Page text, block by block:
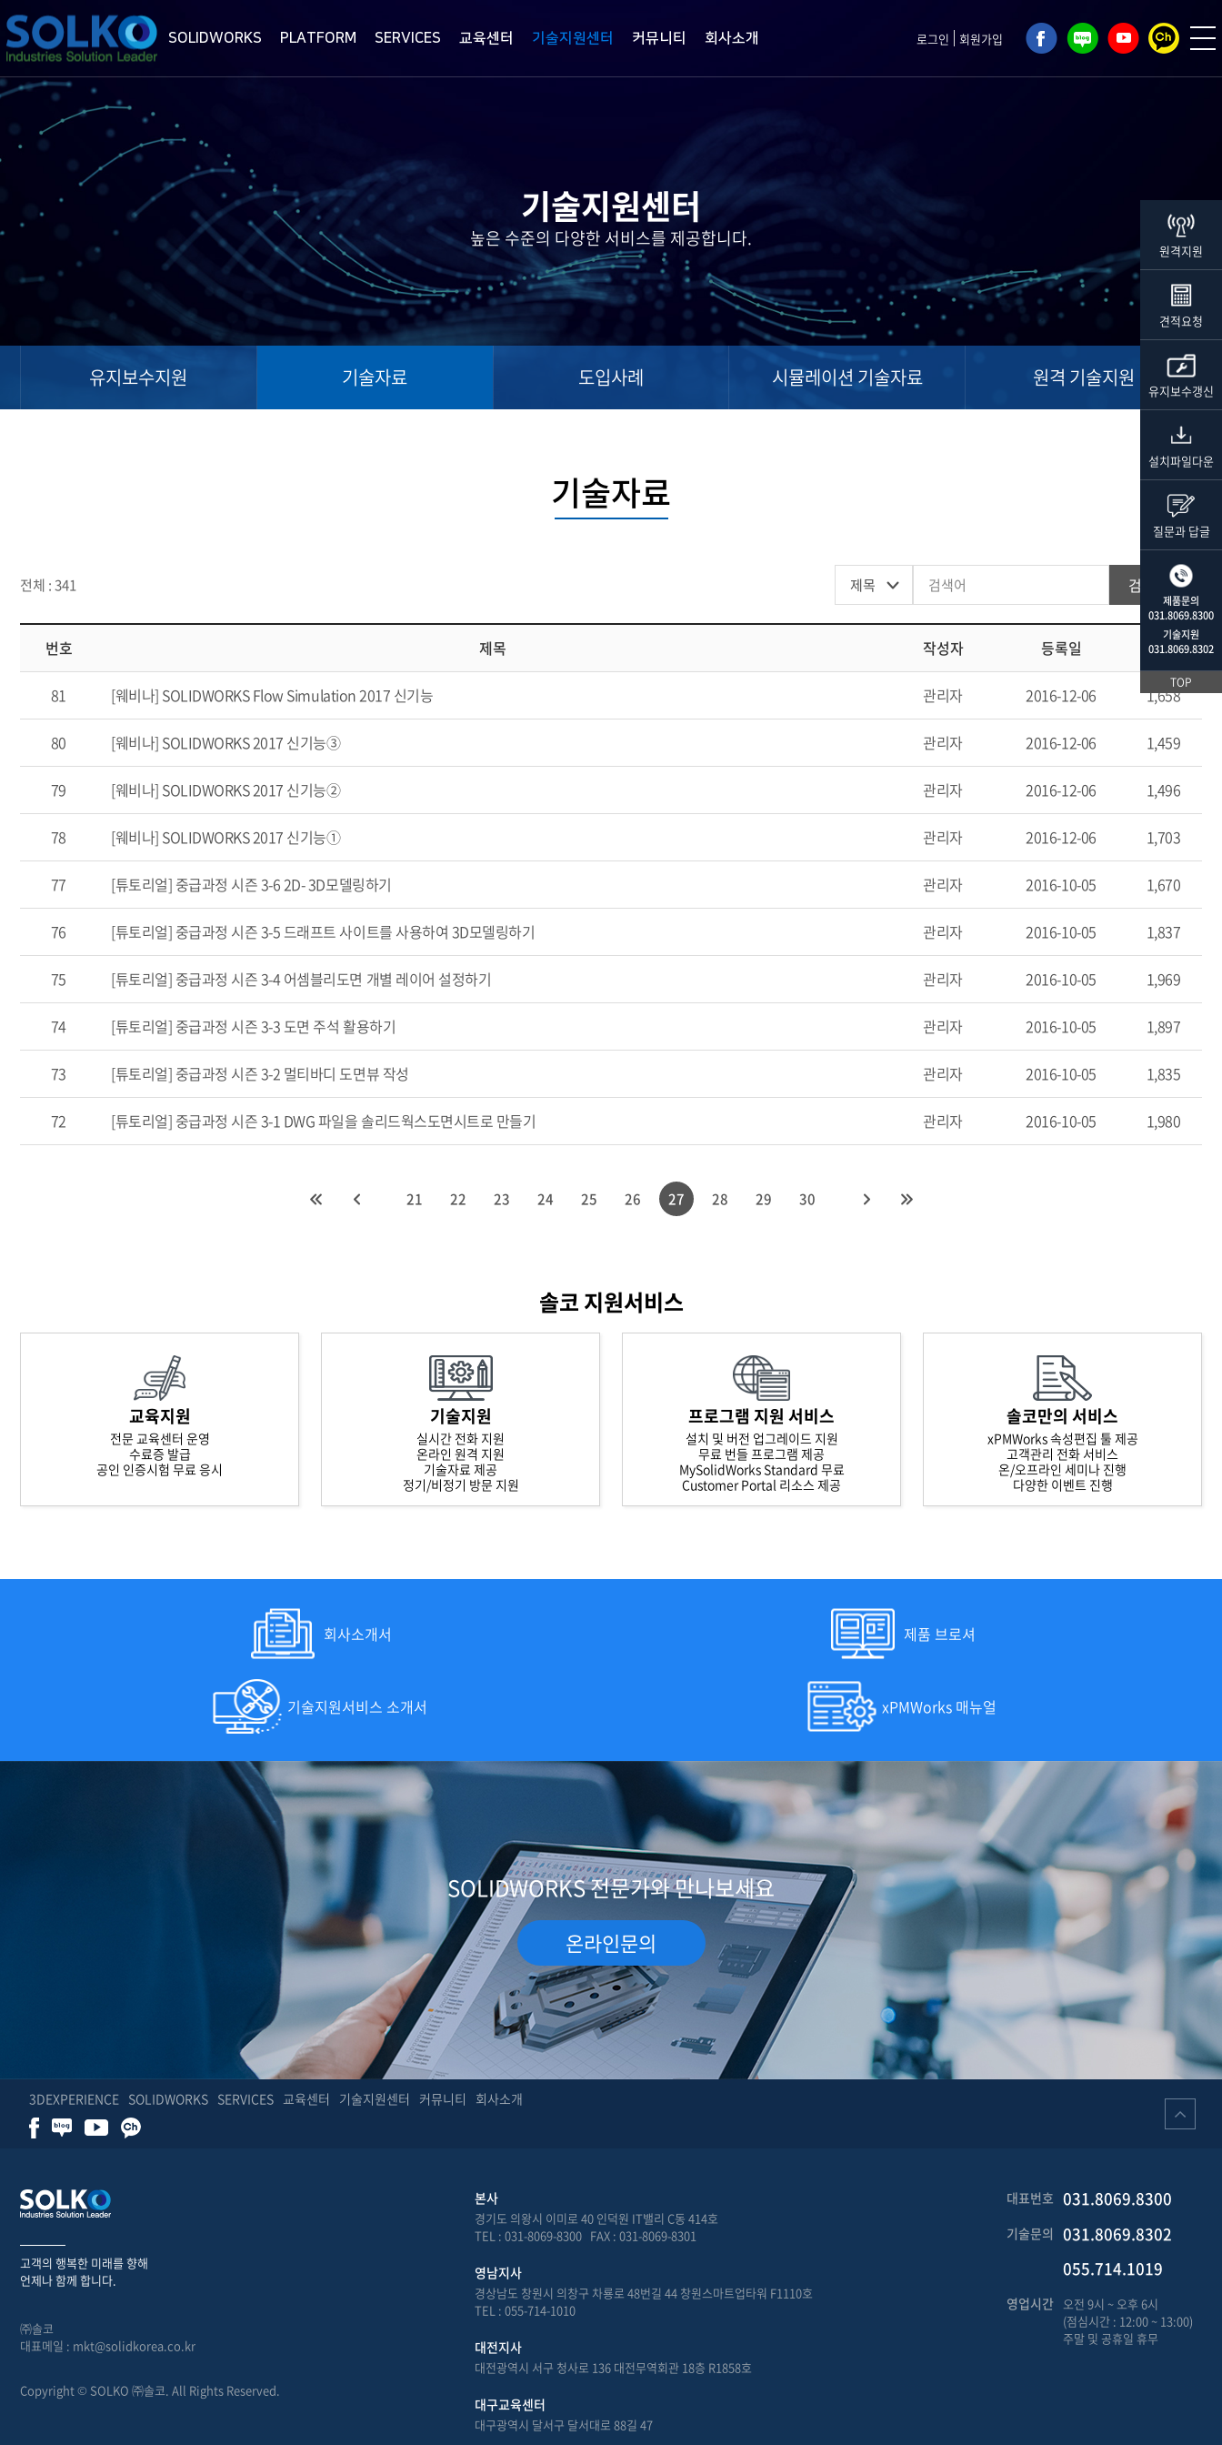
SOLIDWORKS PLATFORM SERVICES 교육센터 기술지원센터 커뮤니티 회사소개 로그인 회원가입
기술지원센터
높은 수준의 다양한 서비스를 제공합니다.
유지보수지원 기술자료 도입사례 시뮬레이션 기술자료 원격 기술지원
기술자료
전체 : 341 검색하기
번호 제목 작성자 등록일 조회
81 [웨비나] SOLIDWORKS Flow Simulation 2017 신기능 관리자 2016-12-06 1,658
80 [웨비나] SOLIDWORKS 2017 신기능③ 관리자 2016-12-06 1,459
79 [웨비나] SOLIDWORKS 2017 신기능② 관리자 2016-12-06 1,496
78 [웨비나] SOLIDWORKS 2017 신기능① 관리자 2016-12-06 1,703
77 [튜토리얼] 중급과정 시즌 3-6 2D- 3D모델링하기 관리자 2016-10-05 1,670
76 [튜토리얼] 중급과정 시즌 3-5 드래프트 사이트를 사용하여 3D모델링하기 관리자 2016-10-05 1,837
75 [튜토리얼] 중급과정 시즌 3-4 어셈블리도면 개별 레이어 설정하기 관리자 2016-10-05 1,969
74 [튜토리얼] 중급과정 시즌 3-3 도면 주석 활용하기 관리자 2016-10-05 1,897
73 [튜토리얼] 중급과정 시즌 3-2 멀티바디 도면뷰 작성 관리자 2016-10-05 1,835
72 [튜토리얼] 중급과정 시즌 3-1 DWG 파일을 솔리드웍스도면시트로 만들기 관리자 2016-10-05 1,980
21 22 23 24 25 26 27 28 29 30
솔코 지원서비스
교육지원
전문 교육센터 운영
수료증 발급
공인 인증시험 무료 응시
기술지원
실시간 전화 지원
온라인 원격 지원
기술자료 제공
정기/비정기 방문 지원
프로그램 지원 서비스
설치 및 버전 업그레이드 지원
무료 번들 프로그램 제공
MySolidWorks Standard 무료
Customer Portal 리소스 제공
솔코만의 서비스
xPMWorks 속성편집 툴 제공
고객관리 전화 서비스
온/오프라인 세미나 진행
다양한 이벤트 진행
회사소개서 제품 브로셔
기술지원서비스 소개서 xPMWorks 매뉴얼
SOLIDWORKS 전문가와 만나보세요
온라인문의
원격지원
견적요청
유지보수갱신
설치파일다운
질문과 답글
제품문의
031.8069.8300
기술지원
031.8069.8302
TOP
3DEXPERIENCE SOLIDWORKS SERVICES 교육센터 기술지원센터 커뮤니티 회사소개
고객의 행복한 미래를 향해
언제나 함께 합니다.
㈜솔코
대표메일 : mkt@solidkorea.co.kr
Copyright © SOLKO ㈜솔코. All Rights Reserved.
본사
경기도 의왕시 이미로 40 인덕원 IT밸리 C동 414호
TEL : 031-8069-8300 FAX : 031-8069-8301
영남지사
경상남도 창원시 의창구 차룡로 48번길 44 창원스마트업타워 F1110호
TEL : 055-714-1010
대전지사
대전광역시 서구 청사로 136 대전무역회관 18층 R1858호
대구교육센터
대구광역시 달서구 달서대로 88길 47
대표번호 031.8069.8300
기술문의 031.8069.8302
055.714.1019
영업시간 오전 9시 ~ 오후 6시
(점심시간 : 12:00 ~ 13:00)
주말 및 공휴일 휴무